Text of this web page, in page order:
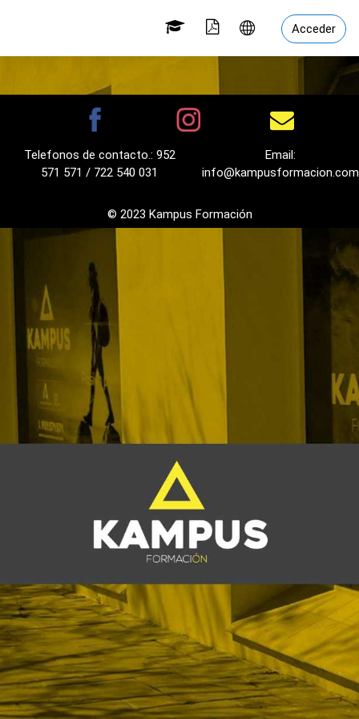
Acceder
Telefonos de contacto.: 952
571 571 / 722 540 031
Email:
info@kampusformacion.com
© 2023 Kampus Formación